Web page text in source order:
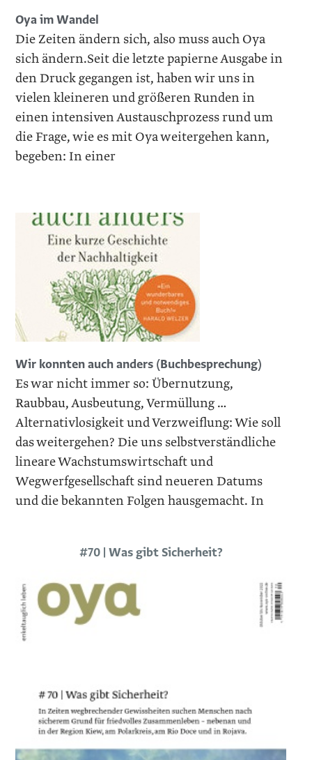
Oya im Wandel
Die Zeiten ändern sich, also muss auch Oya
sich ändern.Seit die letzte papierne Ausgabe in
den Druck gegangen ist, haben wir uns in
vielen kleineren und größeren Runden in
einen intensiven Austauschprozess rund um
die Frage, wie es mit Oya weitergehen kann,
begeben: In einer
Wir konnten auch anders (Buchbesprechung)
Es war nicht immer so: Übernutzung,
Raubbau, Ausbeutung, Vermüllung …
Alternativlosigkeit und Verzweiflung: Wie soll
das weitergehen? Die uns selbstverständliche
lineare Wachstumswirtschaft und
Wegwerfgesellschaft sind neueren Datums
und die bekannten Folgen hausgemacht. In
#70 | Was gibt Sicherheit?